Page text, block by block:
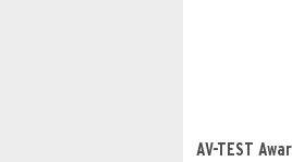
AV-TEST